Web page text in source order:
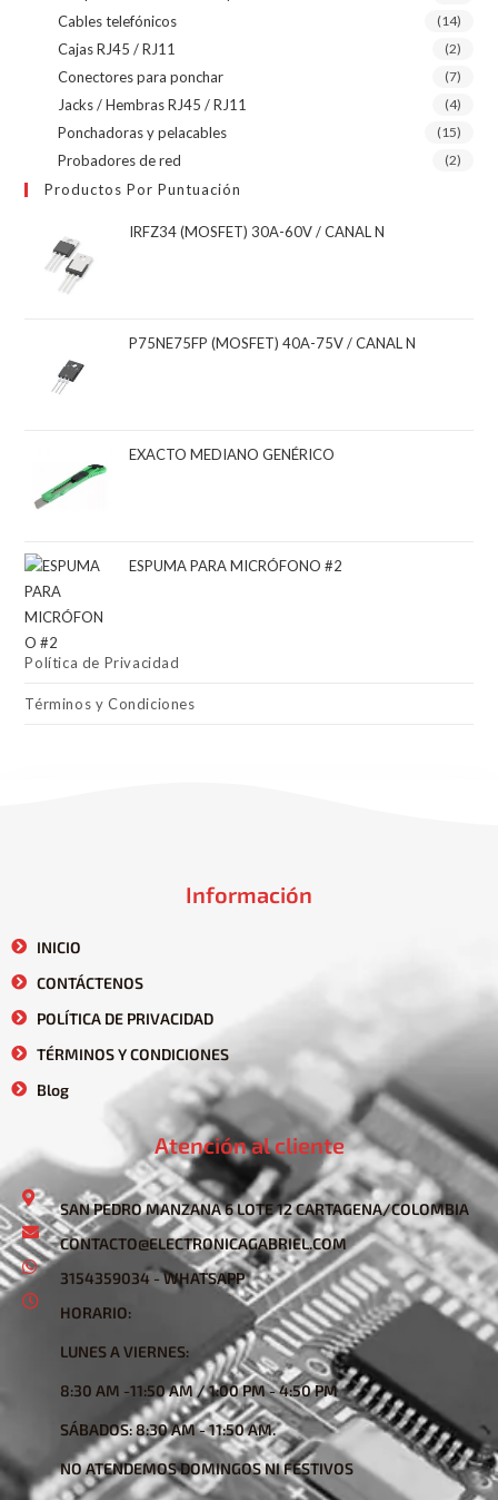
Cables telefónicos (14)
Cajas RJ45 / RJ11 (2)
Conectores para ponchar (7)
Jacks / Hembras RJ45 / RJ11 (4)
Ponchadoras y pelacables (15)
Probadores de red (2)
Productos Por Puntuación
IRFZ34 (MOSFET) 30A-60V / CANAL N
P75NE75FP (MOSFET) 40A-75V / CANAL N
EXACTO MEDIANO GENÉRICO
ESPUMA PARA MICRÓFONO #2
Política de Privacidad
Términos y Condiciones
Información
INICIO
CONTÁCTENOS
POLÍTICA DE PRIVACIDAD
TÉRMINOS Y CONDICIONES
Blog
Atención al cliente
SAN PEDRO MANZANA 6 LOTE 12 CARTAGENA/COLOMBIA
CONTACTO@ELECTRONICAGABRIEL.COM
3154359034 - WHATSAPP
HORARIO:
LUNES A VIERNES:
8:30 AM -11:50 AM / 1:00 PM - 4:50 PM
SÁBADOS: 8:30 AM - 11:50 AM.
NO ATENDEMOS DOMINGOS NI FESTIVOS